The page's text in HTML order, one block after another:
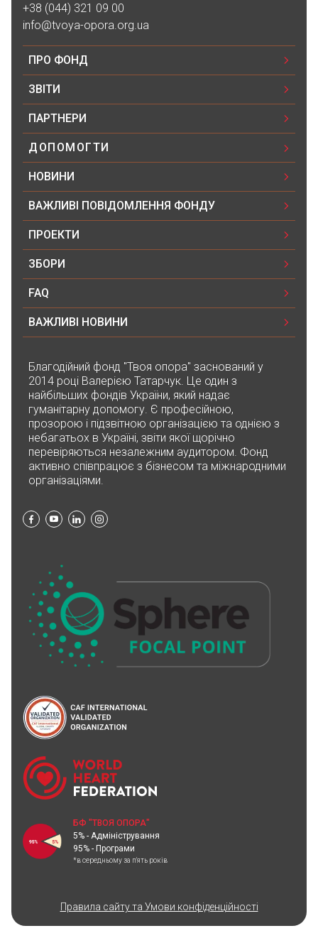
+38 (044) 321 09 00
info@tvoya-opora.org.ua
ПРО ФОНД
ЗВІТИ
ПАРТНЕРИ
ДОПОМОГТИ
НОВИНИ
ВАЖЛИВІ ПОВІДОМЛЕННЯ ФОНДУ
ПРОЕКТИ
ЗБОРИ
FAQ
ВАЖЛИВІ НОВИНИ
Благодійний фонд "Твоя опора" заснований у
2014 році Валерією Татарчук. Це один з
найбільших фондів України, який надає
гуманітарну допомогу. Є професійною,
прозорою і підзвітною організацією та однією з
небагатьох в Україні, звіти якої щорічно
перевіряються незалежним аудитором. Фонд
активно співпрацює з бізнесом та міжнародними
організаціями.
БФ "ТВОЯ ОПОРА"
5% - Адміністрування
95% - Програми
*в середньому за п'ять років
Правила сайту та Умови конфіденційності